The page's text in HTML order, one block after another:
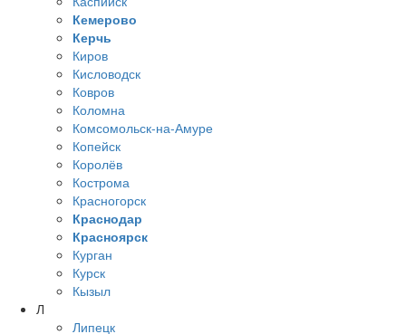
Кемерово
Керчь
Киров
Кисловодск
Ковров
Коломна
Комсомольск-на-Амуре
Копейск
Королёв
Кострома
Красногорск
Краснодар
Красноярск
Курган
Курск
Кызыл
Л
Липецк